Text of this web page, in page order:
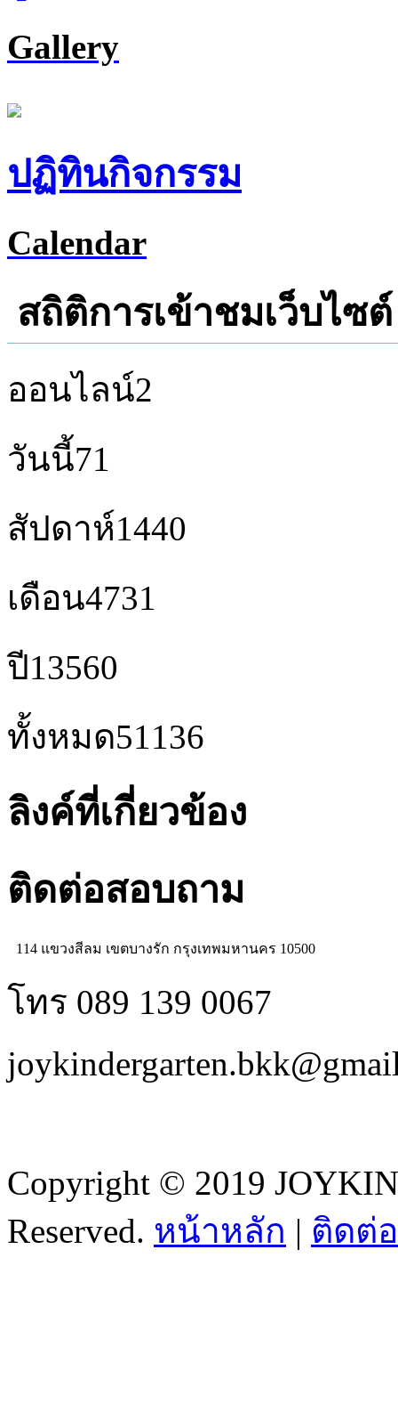
Gallery
ปฏิทินกิจกรรม
Calendar
สถิติการเข้าชมเว็บไซต์
ออนไลน์2
วันนี้71
สัปดาห์1440
เดือน4731
ปี13560
ทั้งหมด51136
ลิงค์ที่เกี่ยวข้อง
ติดต่อสอบถาม
114 แขวงสีลม เขตบางรัก กรุงเทพมหานคร 10500
โทร 089 139 0067
Copyright © 2019
Reserved. หน้าหลัก | ติดต่